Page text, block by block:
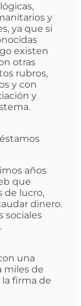
y
ya que si
existen
otras
rubros,
y con
y
años
que
de lucro,
dinero.
sociales
una
miles de
firma de